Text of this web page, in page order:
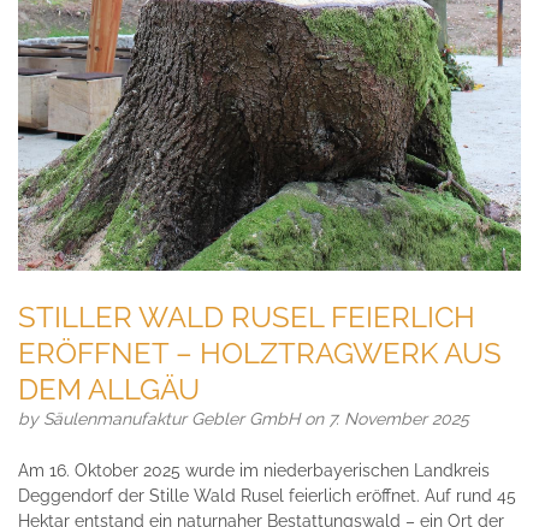
STILLER WALD RUSEL FEIERLICH
ERÖFFNET – HOLZTRAGWERK AUS
DEM ALLGÄU
by Säulenmanufaktur Gebler GmbHon 7. November 2025
Am 16. Oktober 2025 wurde im niederbayerischen Landkreis
Deggendorf der Stille Wald Rusel feierlich eröffnet. Auf rund 45
Hektar entstand ein naturnaher Bestattungswald – ein Ort der